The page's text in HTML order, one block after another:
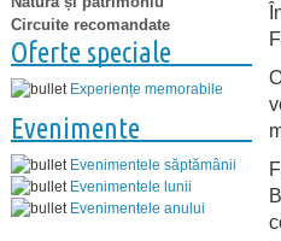
Circuite recomandate
Oferte speciale
Experiențe memorabile
Evenimente
Evenimentele săptămânii
Evenimentele lunii
Evenimentele anului